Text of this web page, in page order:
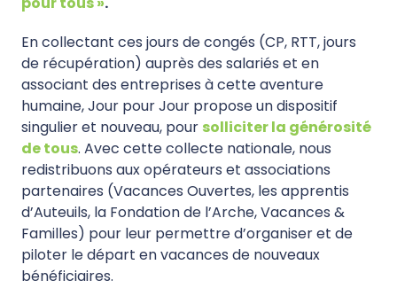
En collectant ces jours de congés (CP, RTT, jours
de récupération) auprès des salariés et en
associant des entreprises à cette aventure
humaine, Jour pour Jour propose un dispositif
singulier et nouveau, pour solliciter la générosité
de tous. Avec cette collecte nationale, nous
redistribuons aux opérateurs et associations
partenaires (Vacances Ouvertes, les apprentis
d’Auteuils, la Fondation de l’Arche, Vacances &
Familles) pour leur permettre d’organiser et de
piloter le départ en vacances de nouveaux
bénéficiaires.